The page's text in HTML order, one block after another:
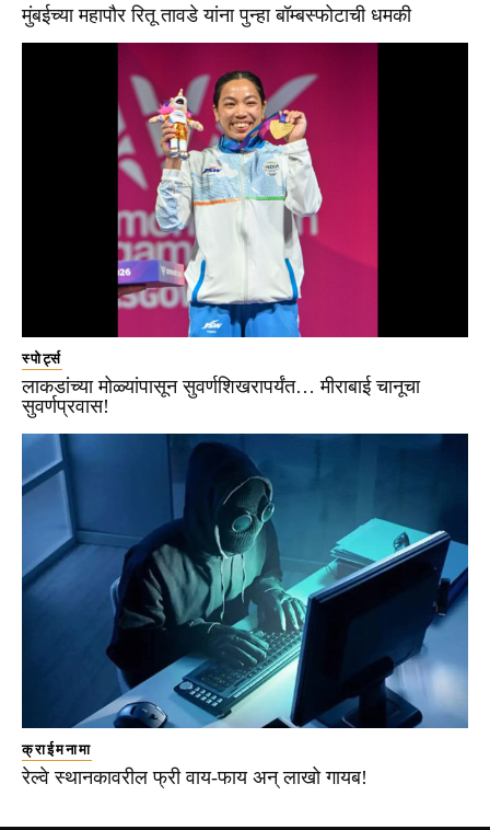
मुंबईच्या महापौर रितू तावडे यांना पुन्हा बॉम्बस्फोटाची धमकी
स्पोर्ट्स
लाकडांच्या मोळ्यांपासून सुवर्णशिखरापर्यंत… मीराबाई चानूचा
सुवर्णप्रवास!
क्राईमनामा
रेल्वे स्थानकावरील फ्री वाय-फाय अन् लाखो गायब!